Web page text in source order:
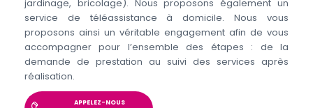
jardinage, bricolage). Nous proposons également un
service de téléassistance à domicile. Nous vous
proposons ainsi un véritable engagement afin de vous
accompagner pour l’ensemble des étapes : de la
demande de prestation au suivi des services après
réalisation.
APPELEZ-NOUS